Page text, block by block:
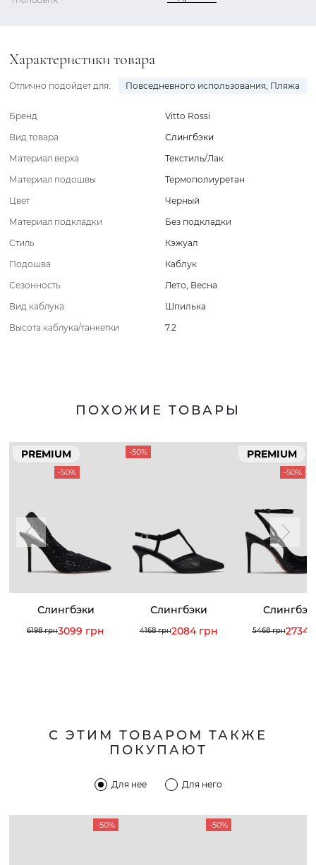
Характеристики товара
Отлично подойдет для: Повседневного использования, Пляжа
Бренд
Vitto Rossi
Вид товара
Слингбэки
Материал верха
Текстиль/Лак
Материал подошвы
Термополиуретан
Цвет
Черный
Материал подкладки
Без подкладки
Стиль
Кэжуал
Подошва
Каблук
Сезонность
Лето, Весна
Вид каблука
Шпилька
Высота каблука/танкетки
7.2
ПОХОЖИЕ ТОВАРЫ
PREMIUM
-50%
Слингбэки
6198 грн3099 грн
-50%
Слингбэки
4168 грн2084 грн
PREMIUM
-50%
5468 грн2734
С ЭТИМ ТОВАРОМ ТАКЖЕ
ПОКУПАЮТ
Для нее Для него
-50% -50%